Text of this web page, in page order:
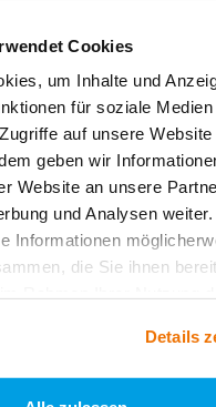
Cookies
um Inhalte und
für soziale Medien
auf unsere
geben wir
Website an unsere
und Analysen
Informationen
die Sie ihnen
Details